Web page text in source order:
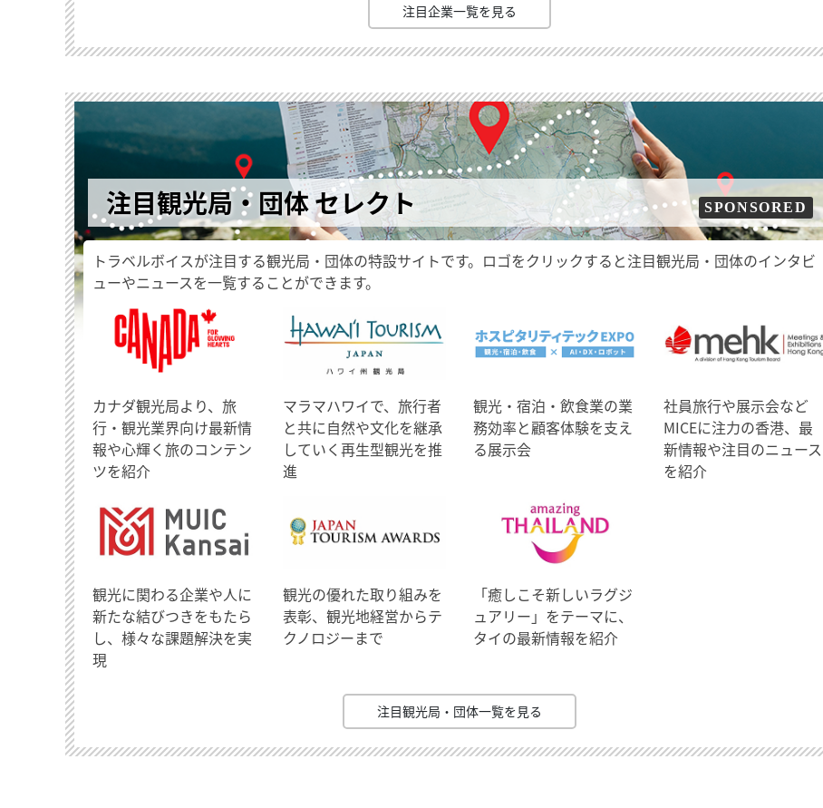
注目企業一覧を見る
注目観光局・団体 セレクト SPONSORED
トラベルボイスが注目する観光局・団体の特設サイトです。ロゴをクリックすると注目観光局・団体のインタビ
ューやニュースを一覧することができます。
​カナダ観光局より、旅
行・観光業界向け最新情
報や心輝く旅のコンテン
ツを紹介
マラマハワイで、旅行者
と共に自然や文化を継承
していく再生型観光を推
進
観光・宿泊・飲食業の業
務効率と顧客体験を支え
る展示会
社員旅行や展示会など
MICEに注力の香港、最
新情報や注目のニュース
を紹介
観光に関わる企業や人に
新たな結びつきをもたら
し、様々な課題解決を実
現
観光の優れた取り組みを
表彰、観光地経営からテ
クノロジーまで
「癒しこそ新しいラグジ
ュアリー」をテーマに、
タイの最新情報を紹介
注目観光局・団体一覧を見る